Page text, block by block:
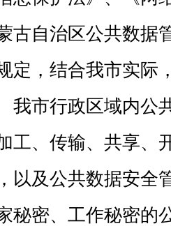
古自治区公共数据
定，结合我市实际
市行政区域内公
工、传输、共享、
以及公共数据安全
秘密、工作秘密的